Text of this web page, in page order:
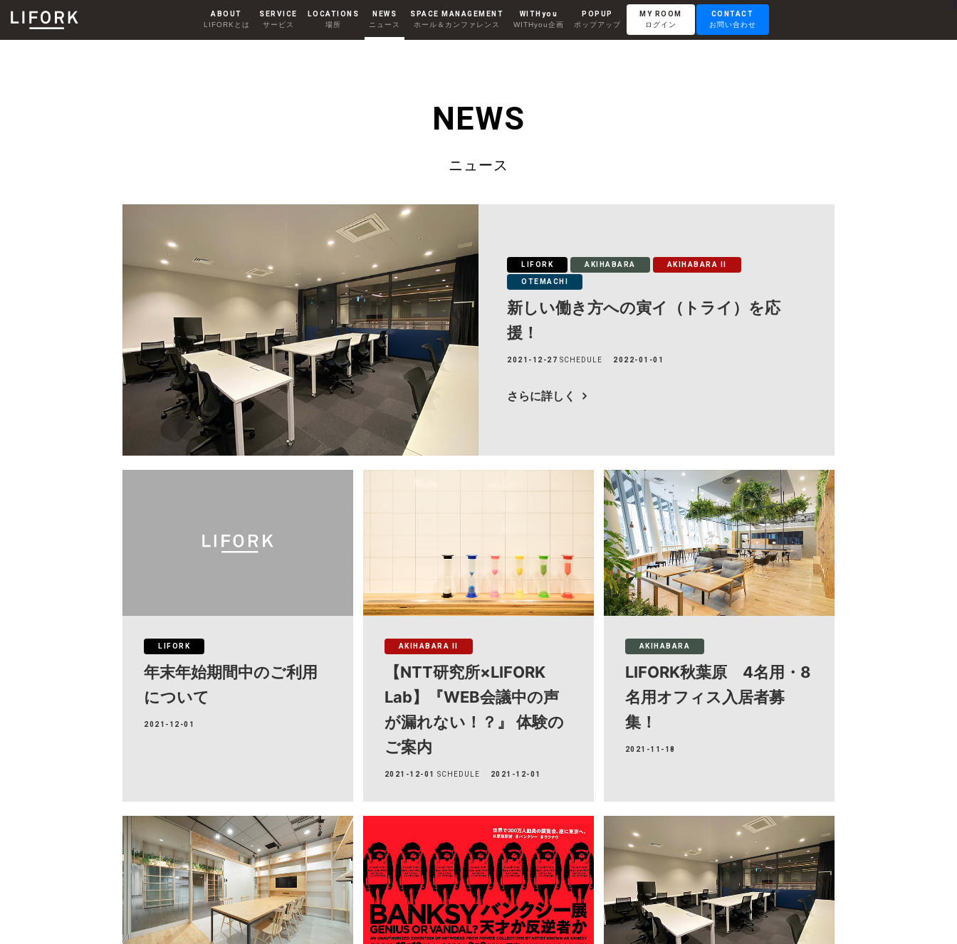
ABOUT
LIFORKとは
SERVICE
サービス
SHARE OFFICE Co-Working RENTAL ROOM RENTAL LOUNGE
LOCATIONS
場所
秋葉原Ⅱ
南青山
HARAJUKU QUEST
NEWS
ニュース
SPACE MANAGEMENT
ホール＆カンファレンス
WITHyou
WITHyou企画
POPUP
ポップアップ
MY ROOM
ログイン
CONTACT
お問い合わせ
NEWS
ニュース
LIFORK AKIHABARA
AKIHABARA II
OTEMACHI
新しい働き方への寅イ（トライ）を応
援！
2021-12-27 SCHEDULE 2022-01-01
さらに詳しく
LIFORK
年末年始期間中のご利用
について
2021-12-01
AKIHABARA II
【NTT研究所×LIFORK
Lab】『WEB会議中の声
が漏れない！？』 体験の
ご案内
2021-12-01 SCHEDULE 2021-12-01
AKIHABARA
LIFORK秋葉原 4名用・8
名用オフィス入居者募
集！
2021-11-18